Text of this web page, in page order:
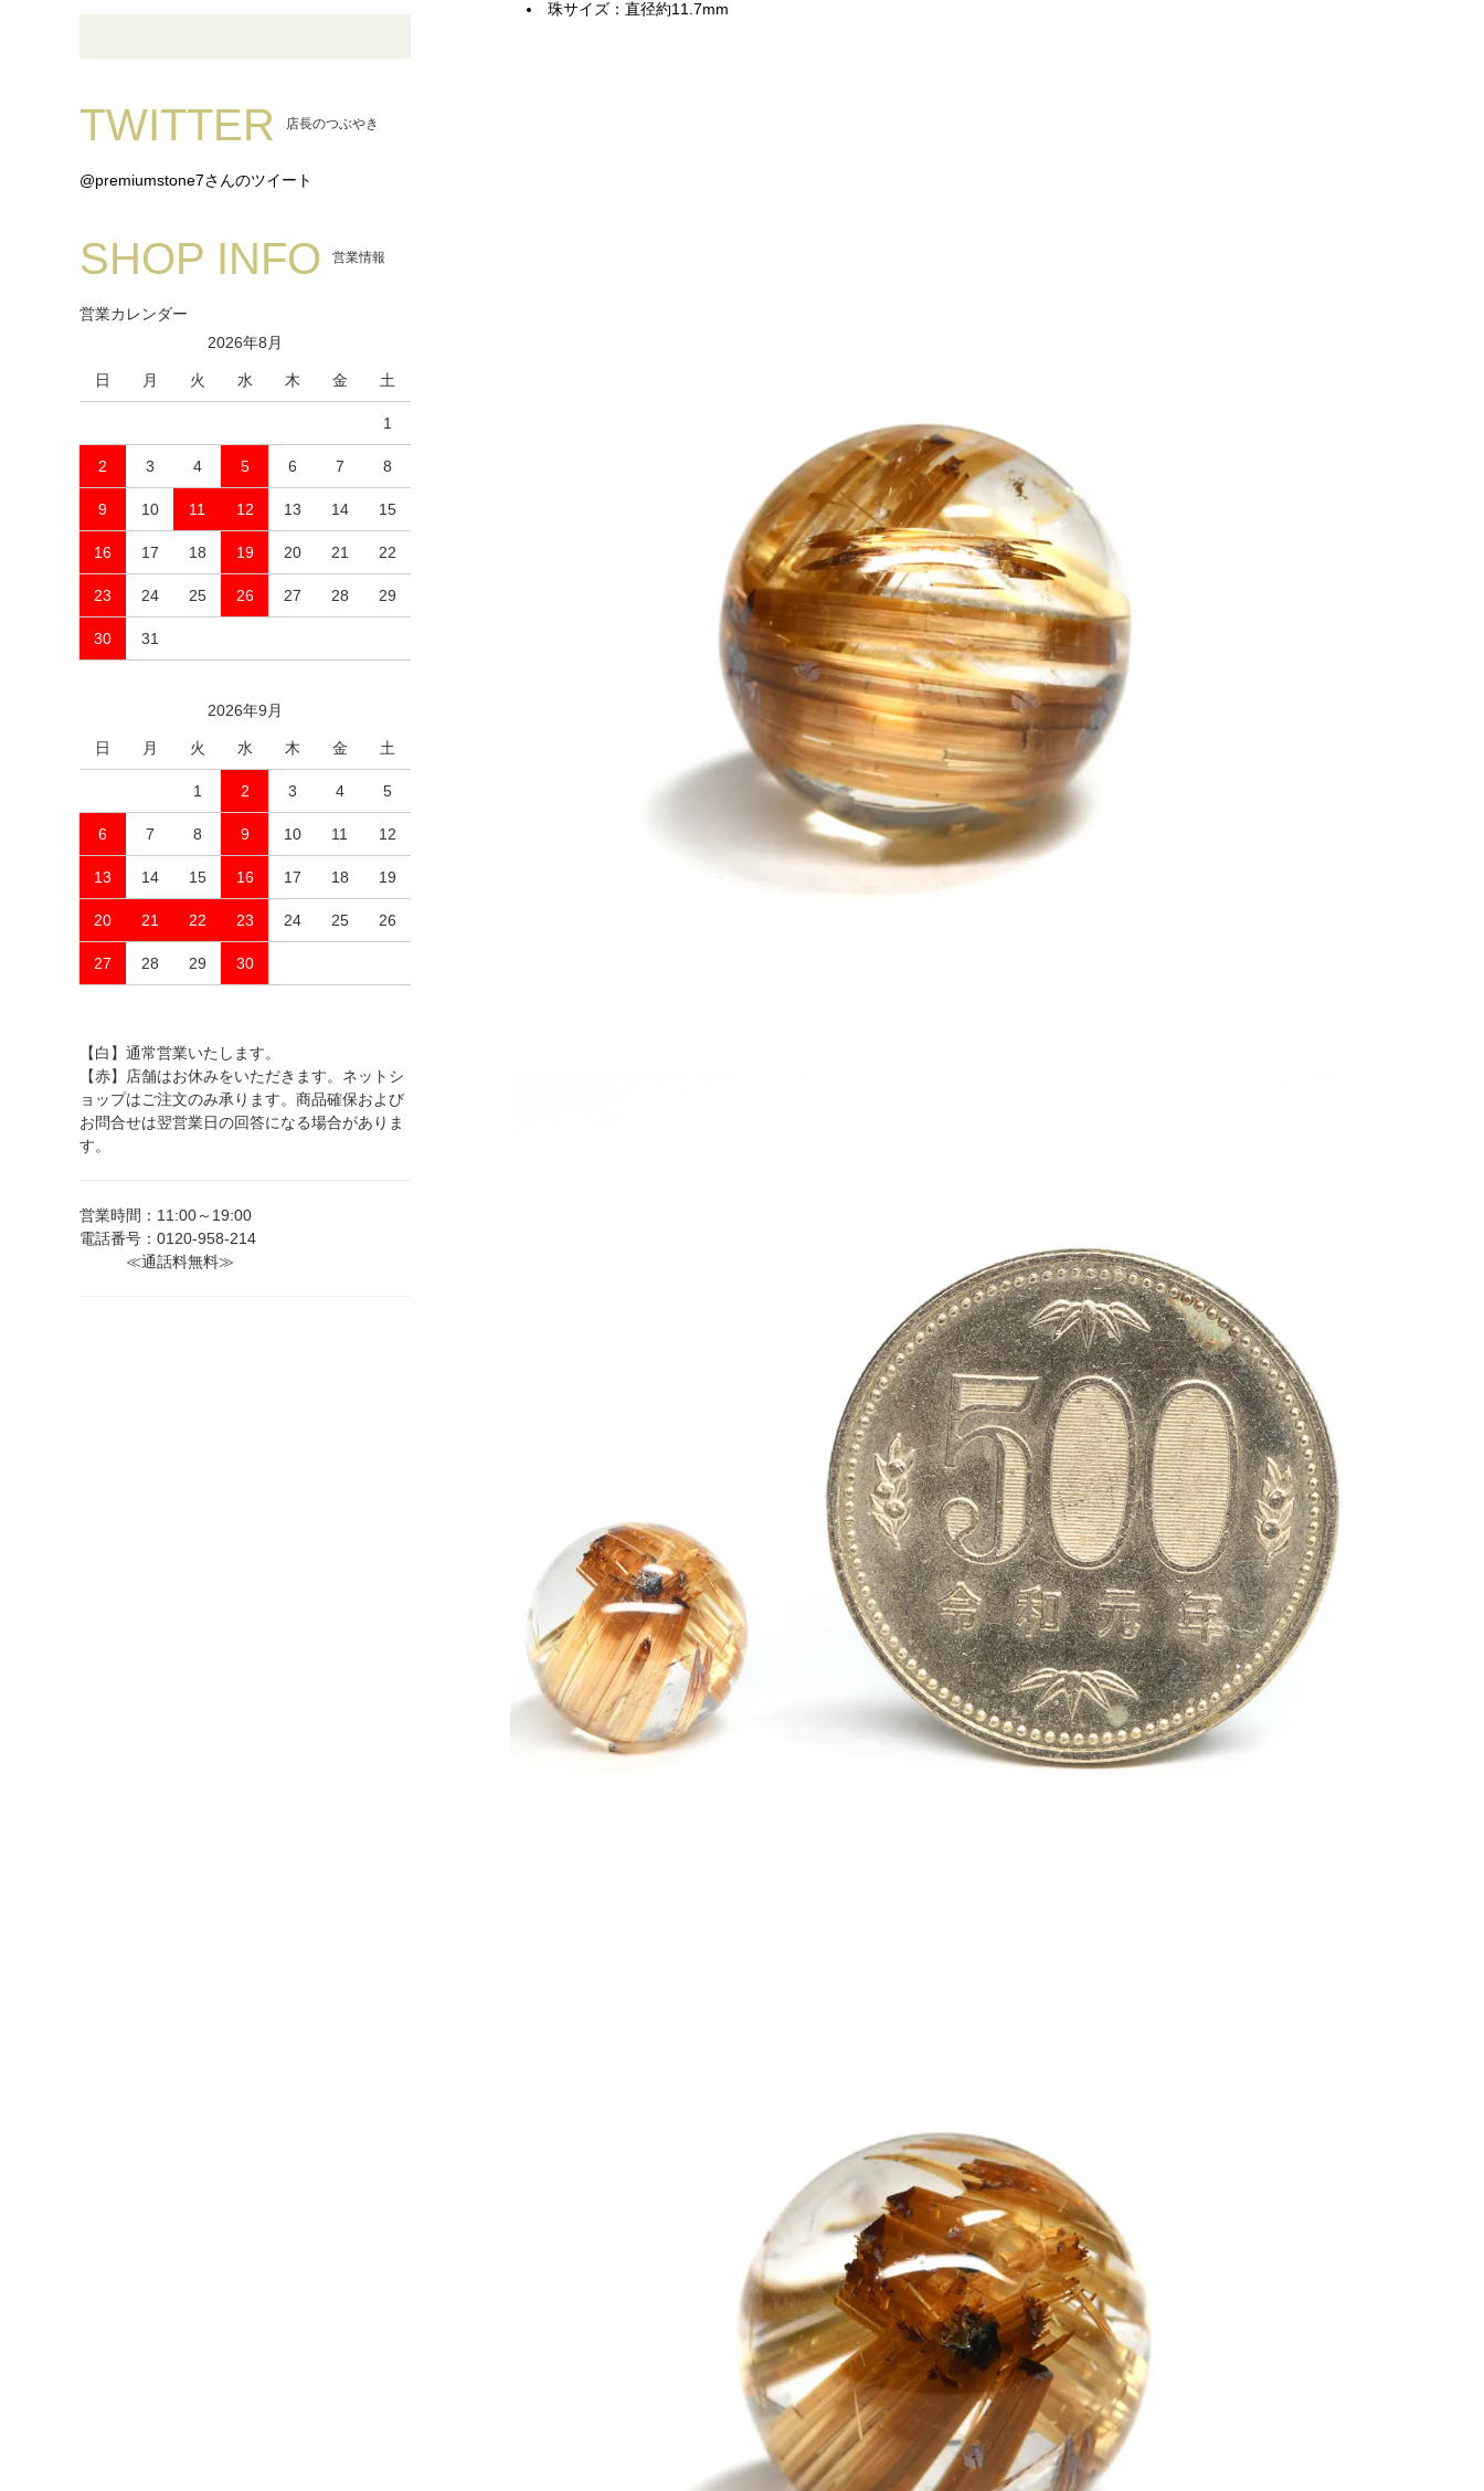
TWITTER 店長のつぶやき
@premiumstone7さんのツイート
SHOP INFO 営業情報
営業カレンダー
2026年8月
日 月 火 水 木 金 土
1
2 3 4 5 6 7 8
9 10 11 12 13 14 15
16 17 18 19 20 21 22
23 24 25 26 27 28 29
30 31
2026年9月
日 月 火 水 木 金 土
1 2 3 4 5
6 7 8 9 10 11 12
13 14 15 16 17 18 19
20 21 22 23 24 25 26
27 28 29 30
【白】通常営業いたします。
【赤】店舗はお休みをいただきます。ネットシ
ョップはご注文のみ承ります。商品確保および
お問合せは翌営業日の回答になる場合がありま
す。
営業時間：11:00～19:00
電話番号：0120-958-214
≪通話料無料≫
珠サイズ：直径約11.7mm